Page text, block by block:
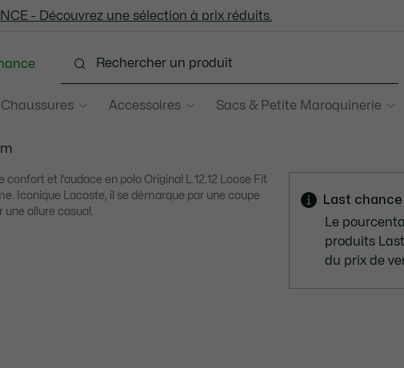
- Découvrez une sélection à prix réduits.
- Découvrez une sélection à prix réduits.
Chaussures Accessoires Sacs & Petite Maroquinerie
confort et l’audace en polo Original L.12.12 Loose Fit
Iconique Lacoste, il se démarque par une coupe
une allure casual.
Last chance
Le
produits
du prix de